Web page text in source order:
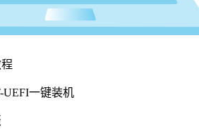
UEFI一键装机